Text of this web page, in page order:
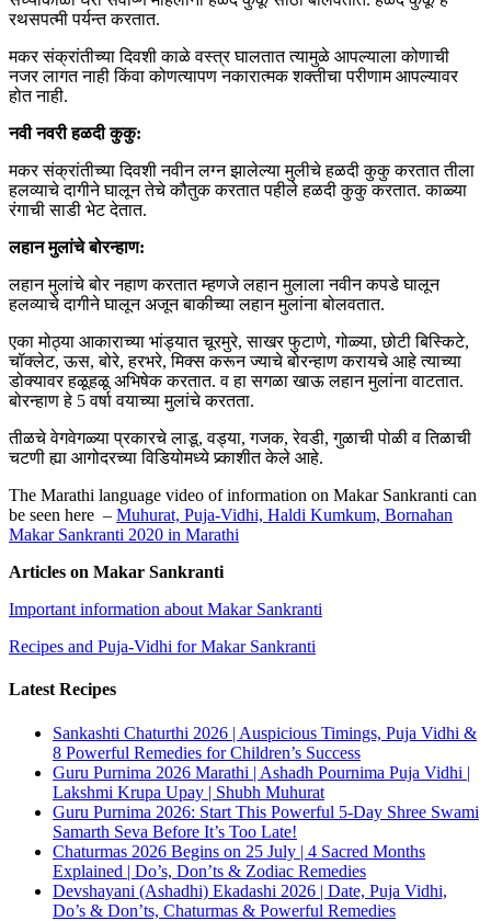
रथसपत्मी पर्यन्त करतात.
मकर संक्रांतीच्या दिवशी काळे वस्त्र घालतात त्यामुळे आपल्याला कोणाची
नजर लागत नाही किंवा कोणत्यापण नकारात्मक शक्तीचा परीणाम आपल्यावर
होत नाही.
नवी नवरी हळदी कुकु:
मकर संक्रांतीच्या दिवशी नवीन लग्न झालेल्या मुलीचे हळदी कुकु करतात तीला
हलव्याचे दागीने घालून तेचे कौतुक करतात पहीले हळदी कुकु करतात. काळ्या
रंगाची साडी भेट देतात.
लहान मुलांचे बोरन्हाण:
लहान मुलांचे बोर नहाण करतात म्हणजे लहान मुलाला नवीन कपडे घालून
हलव्याचे दागीने घालून अजून बाकीच्या लहान मुलांना बोलवतात.
एका मोठ्या आकाराच्या भांड्यात चूरमुरे, साखर फुटाणे, गोळ्या, छोटी बिस्किटे,
चॉक्लेट, ऊस, बोरे, हरभरे, मिक्स करून ज्याचे बोरन्हाण करायचे आहे त्याच्या
डोक्यावर हळूहळू अभिषेक करतात. व हा सगळा खाऊ लहान मुलांना वाटतात.
बोरन्हाण हे 5 वर्षा वयाच्या मुलांचे करतता.
तीळचे वेगवेगळ्या प्रकारचे लाडू, वड्या, गजक, रेवडी, गुळाची पोळी व तिळाची
चटणी ह्या आगोदरच्या विडियोमध्ये प्र्काशीत केले आहे.
The Marathi language video of information on Makar Sankranti can
be seen here – Muhurat, Puja-Vidhi, Haldi Kumkum, Bornahan
Makar Sankranti 2020 in Marathi
Articles on Makar Sankranti
Important information about Makar Sankranti
Recipes and Puja-Vidhi for Makar Sankranti
Latest Recipes
Sankashti Chaturthi 2026 | Auspicious Timings, Puja Vidhi &
8 Powerful Remedies for Children’s Success
Guru Purnima 2026 Marathi | Ashadh Pournima Puja Vidhi |
Lakshmi Krupa Upay | Shubh Muhurat
Guru Purnima 2026: Start This Powerful 5-Day Shree Swami
Samarth Seva Before It’s Too Late!
Chaturmas 2026 Begins on 25 July | 4 Sacred Months
Explained | Do’s, Don’ts & Zodiac Remedies
Devshayani (Ashadhi) Ekadashi 2026 | Date, Puja Vidhi,
Do’s & Don’ts, Chaturmas & Powerful Remedies